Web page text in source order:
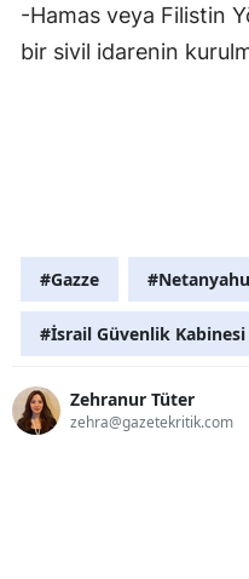
-Hamas veya Filistin
bir sivil idarenin
#Gazze #Netanyahu
#İsrail Güvenlik Kabinesi
Zehranur Tüter
zehra@gazetekritik.com